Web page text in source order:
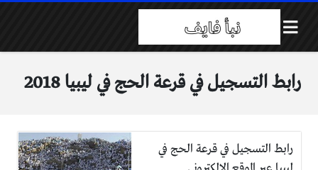
رابط التسجيل في قرعة الحج في ليبيا 2018
رابط التسجيل في قرعة الحج في